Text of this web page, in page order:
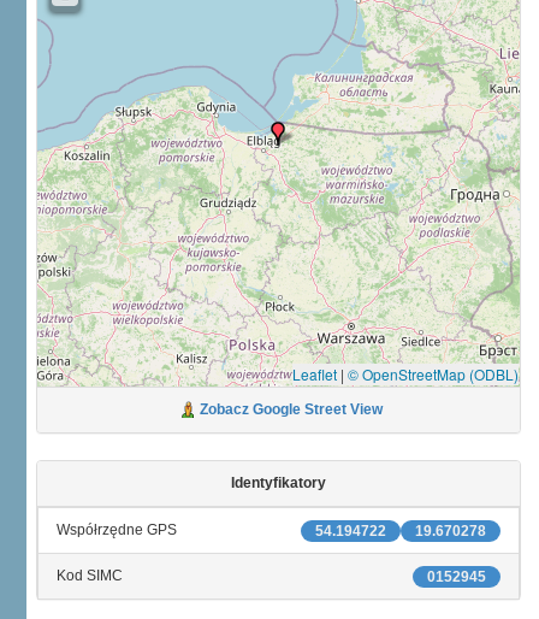
Leaflet | © OpenStreetMap (ODBL)
Zobacz Google Street View
Identyfikatory
19.670278
54.194722
Współrzędne GPS
0152945
Kod SIMC